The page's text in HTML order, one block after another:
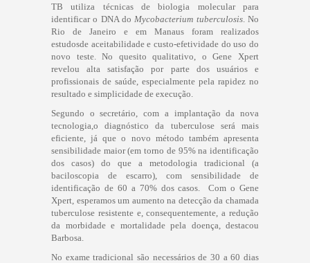
TB utiliza técnicas de biologia molecular para
identificar o DNA do Mycobacterium tuberculosis. No
Rio de Janeiro e em Manaus foram realizados
estudosde aceitabilidade e custo-efetividade do uso do
novo teste. No quesito qualitativo, o Gene Xpert
revelou alta satisfação por parte dos usuários e
profissionais de saúde, especialmente pela rapidez no
resultado e simplicidade de execução.
Segundo o secretário, com a implantação da nova
tecnologia,o diagnóstico da tuberculose será mais
eficiente, já que o novo método também apresenta
sensibilidade maior (em torno de 95% na identificação
dos casos) do que a metodologia tradicional (a
baciloscopia de escarro), com sensibilidade de
identificação de 60 a 70% dos casos. Com o Gene
Xpert, esperamos um aumento na detecção da chamada
tuberculose resistente e, consequentemente, a redução
da morbidade e mortalidade pela doença, destacou
Barbosa.
No exame tradicional são necessários de 30 a 60 dias